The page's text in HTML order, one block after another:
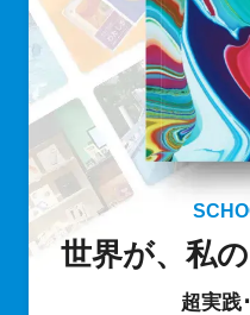
世界が、私
超実践